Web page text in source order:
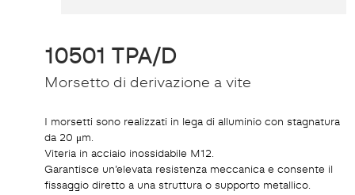
10501 TPA/D
Morsetto di derivazione a vite
I morsetti sono realizzati in lega di alluminio con stagnatura
da 20 μm.
Viteria in acciaio inossidabile M12.
Garantisce un’elevata resistenza meccanica e consente il
fissaggio diretto a una struttura o supporto metallico.